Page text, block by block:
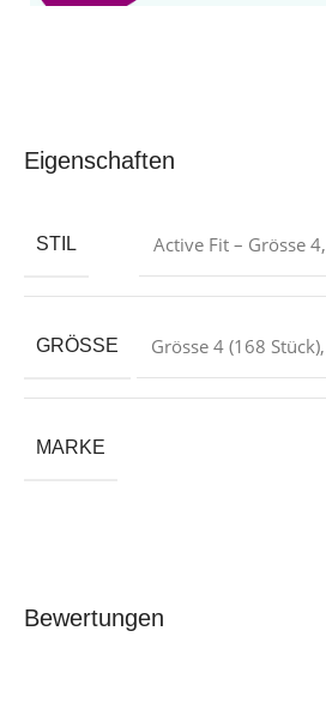
Eigenschaften
STIL Active Fit – Grösse 4,
GRÖSSE Grösse 4 (168 Stück),
MARKE
Bewertungen